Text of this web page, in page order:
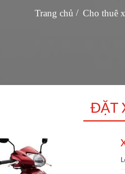
Trang chủ Cho thuê
ĐẶT